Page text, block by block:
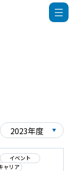
イベント
ャリア